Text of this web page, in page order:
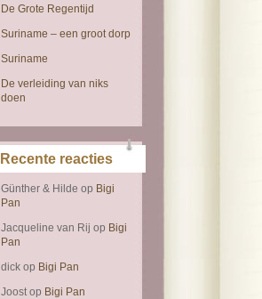
De Grote Regentijd
Suriname – een groot dorp
Suriname
De verleiding van niks
doen
Recente reacties
Günther & Hilde op Bigi
Pan
Jacqueline van Rij op Bigi
Pan
dick op Bigi Pan
Joostop Bigi Pan